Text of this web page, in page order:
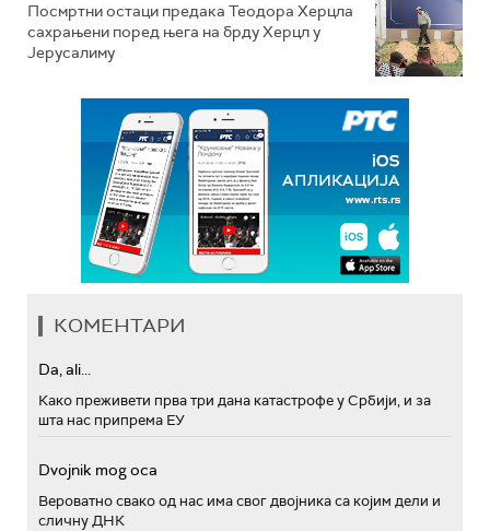
Посмртни остаци предака Теодора Херцла
сахрањени поред њега на брду Херцл у
Јерусалиму
КОМЕНТАРИ
Da, ali...
Како преживети прва три дана катастрофе у Србији, и за
шта нас припрема ЕУ
Dvojnik mog oca
Вероватно свако од нас има свог двојника са којим дели и
сличну ДНК